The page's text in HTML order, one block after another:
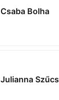
Csaba Bolha
Julianna Szűcs